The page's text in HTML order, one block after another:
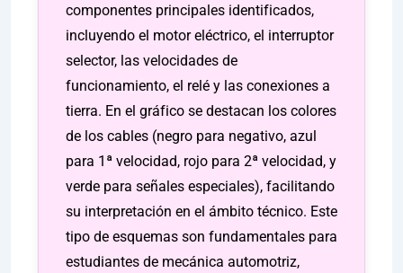
componentes principales identificados,
incluyendo el motor eléctrico, el interruptor
selector, las velocidades de
funcionamiento, el relé y las conexiones a
tierra. En el gráfico se destacan los colores
de los cables (negro para negativo, azul
para 1ª velocidad, rojo para 2ª velocidad, y
verde para señales especiales), facilitando
su interpretación en el ámbito técnico. Este
tipo de esquemas son fundamentales para
estudiantes de mecánica automotriz,